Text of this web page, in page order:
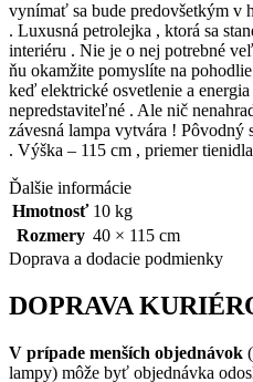
vynímať sa bude predovšetkým v
. Luxusná petrolejka , ktorá sa
interiéru . Nie je o nej potrebné
ňu okamžite pomyslíte na
keď elektrické osvetlenie a
nepredstaviteľné . Ale nič
závesná lampa vytvára !
. Výška – 115 cm , priemer
Ďalšie informácie
Hmotnosť 10 kg
Rozmery 40 × 115 cm
Doprava a dodacie podmienky
DOPRAVA
V prípade menších objednávok
lampy) môže byť objednávka